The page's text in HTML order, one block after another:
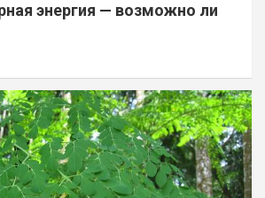
энергия — возможно ли